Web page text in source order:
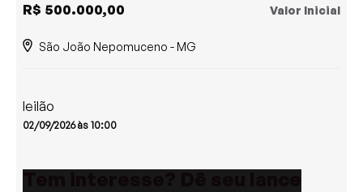
R$ 500.000,00 Valor Inicial
São João Nepomuceno - MG
leilão
02/09/2026 às 10:00